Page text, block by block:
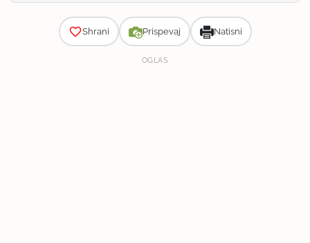
Shrani Prispevaj Natisni
OGLAS